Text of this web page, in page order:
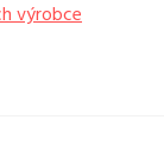
výrobce